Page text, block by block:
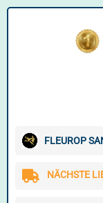
FLEUROP
NÄCHSTE